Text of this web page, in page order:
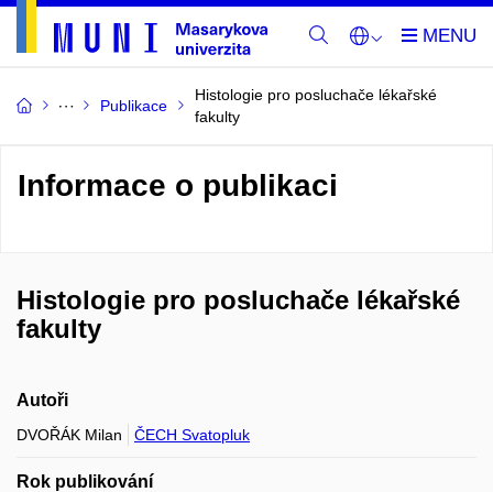
Publikace
Histologie pro posluchače lékařské
fakulty
Informace o publikaci
Histologie pro posluchače lékařské
fakulty
Autoři
DVOŘÁK Milan ČECH Svatopluk
Rok publikování